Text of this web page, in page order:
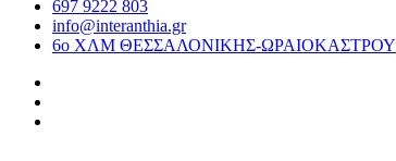
697 9222 803
info@interanthia.gr
6ο ΧΛΜ ΘΕΣΣΑΛΟΝΙΚΗΣ-ΩΡΑΙΟΚΑΣΤΡΟΥ